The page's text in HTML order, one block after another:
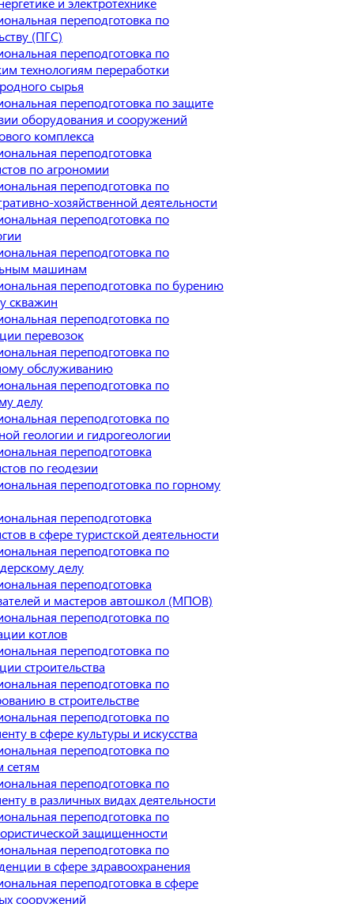
переподготовка по
(ПГС)
переподготовка по
технологиям переработки
сырья
переподготовка по защите
оборудования и сооружений
комплекса
переподготовка
по агрономии
переподготовка по
хозяйственной деятельности
переподготовка по
переподготовка по
машинам
переподготовка по бурению
скважин
переподготовка по
перевозок
переподготовка по
обслуживанию
переподготовка по
делу
переподготовка по
геологии и гидрогеологии
переподготовка
по геодезии
переподготовка по горному
переподготовка
в сфере туристской деятельности
переподготовка по
делу
переподготовка
и мастеров автошкол (МПОВ)
переподготовка по
котлов
переподготовка по
строительства
переподготовка по
в строительстве
переподготовка по
в сфере культуры и искусства
переподготовка по
сетям
переподготовка по
в различных видах деятельности
переподготовка по
защищенности
переподготовка по
в сфере здравоохранения
переподготовка в сфере
сооружений